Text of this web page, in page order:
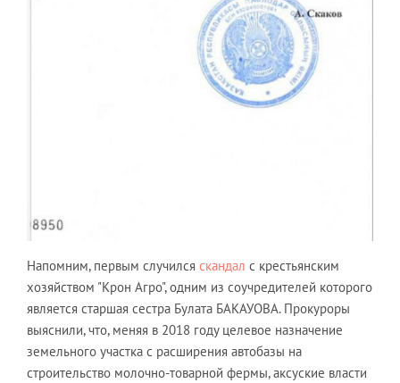
Напомним, первым случился скандал с крестьянским
хозяйством "Крон Агро", одним из соучредителей которого
является старшая сестра Булата БАКАУОВА. Прокуроры
выяснили, что, меняя в 2018 году целевое назначение
земельного участка с расширения автобазы на
строительство молочно-товарной фермы, аксуские власти